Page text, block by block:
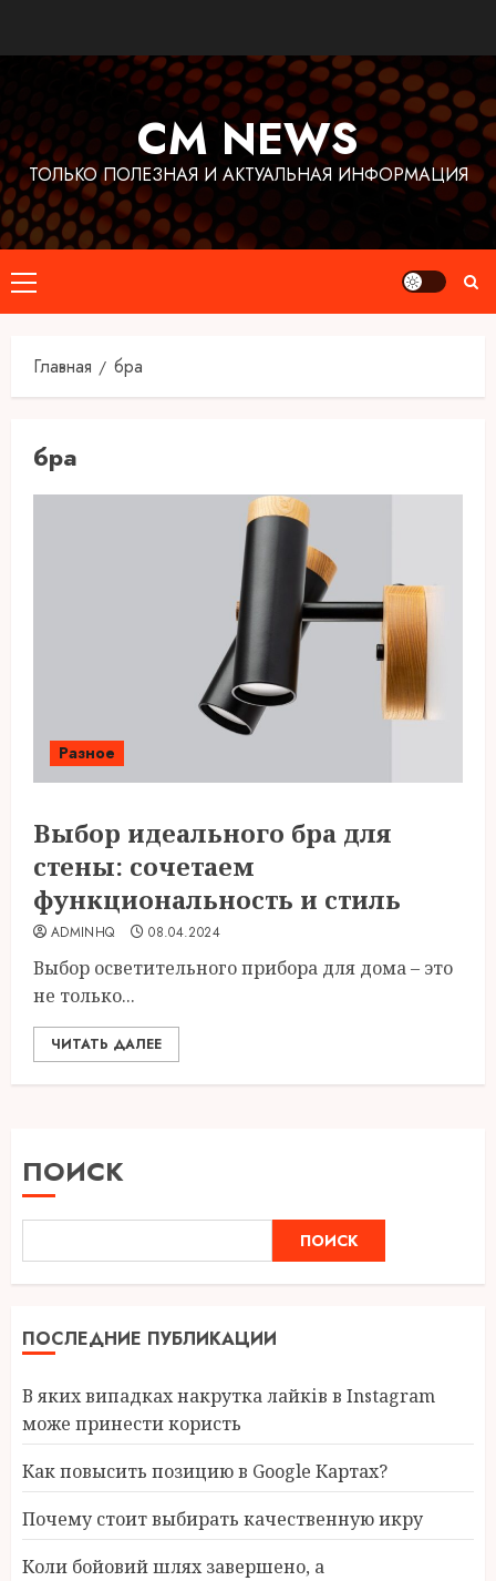
содержимому
CM NEWS
ТОЛЬКО ПОЛЕЗНАЯ И АКТУАЛЬНАЯ ИНФОРМАЦИЯ
Основное
меню
Главная бра
бра
Разное
Выбор идеального бра для
стены: сочетаем
функциональность и стиль
ADMINHQ 08.04.2024
Выбор осветительного прибора для дома – это
не только...
ЧИТАТЬ ДАЛЕЕ
ПОИСК
ПОИСК
ПОСЛЕДНИЕ ПУБЛИКАЦИИ
В яких випадках накрутка лайків в Instagram
може принести користь
Как повысить позицию в Google Картах?
Почему стоит выбирать качественную икру
Коли бойовий шлях завершено, а